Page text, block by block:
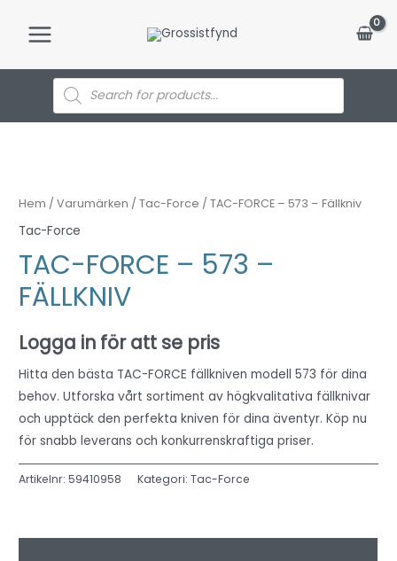
Main
MenuProducts
search
Hem /Varumärken /Tac-Force / TAC-FORCE – 573 – Fällkniv
Tac-Force
TAC-FORCE – 573 –
FÄLLKNIV
Logga in för att se pris
Hitta den bästa TAC-FORCE fällkniven modell 573 för dina
behov. Utforska vårt sortiment av högkvalitativa fällknivar
och upptäck den perfekta kniven för dina äventyr. Köp nu
för snabb leverans och konkurrenskraftiga priser.
Artikelnr:59410958 Kategori:Tac-Force